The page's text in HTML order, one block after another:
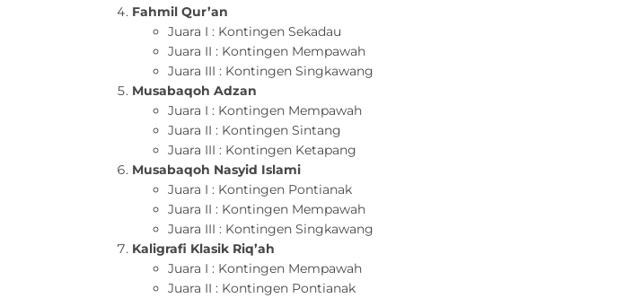
Fahmil Qur’an
Juara I : Kontingen Sekadau
Juara II : Kontingen Mempawah
Juara III : Kontingen Singkawang
Musabaqoh Adzan
Juara I : Kontingen Mempawah
Juara II : Kontingen Sintang
Juara III : Kontingen Ketapang
Musabaqoh Nasyid Islami
Juara I : Kontingen Pontianak
Juara II : Kontingen Mempawah
Juara III : Kontingen Singkawang
Kaligrafi Klasik Riq’ah
Juara I : Kontingen Mempawah
Juara II : Kontingen Pontianak